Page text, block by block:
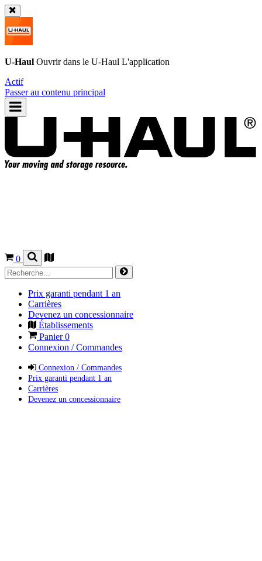
U-Haul Ouvrir dans le U-Haul L'application
Actif
Passer au contenu principal
0
Prix garanti pendant 1 an
Carrières
Devenez un concessionnaire
Établissements
Panier0
Connexion / Commandes
Connexion / Commandes
Prix garanti pendant 1 an
Carrières
Devenez un concessionnaire